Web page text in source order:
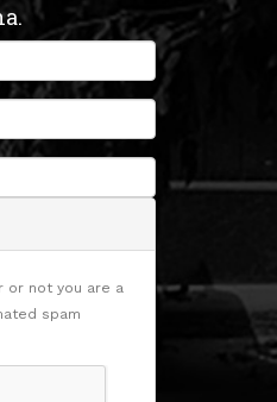
or not you are a
spam